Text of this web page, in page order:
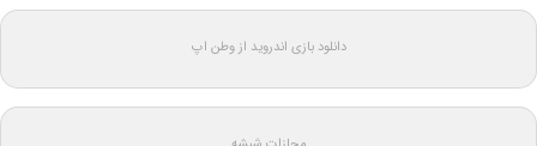
دانلود بازی اندروید از وطن اپ